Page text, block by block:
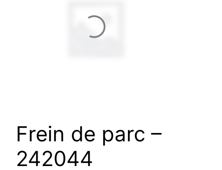
Frein de parc –
242044